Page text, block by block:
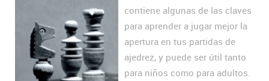
contiene algunas de las claves
para aprender a jugar mejor la
apertura en tus partidas de
ajedrez, y puede ser útil tanto
para niños como para adultos.